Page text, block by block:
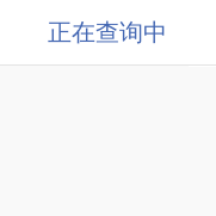
正在查询中